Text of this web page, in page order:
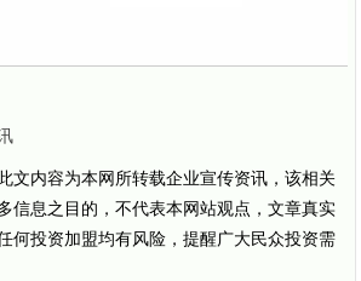
文内容为本网所转载企业宣传资讯，该相关
信息之目的，不代表本网站观点，文章真实
何投资加盟均有风险，提醒广大民众投资需